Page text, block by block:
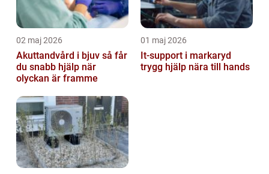
02 maj 2026
Akuttandvård i bjuv så får
du snabb hjälp när
olyckan är framme
01 maj 2026
It-support i markaryd
trygg hjälp nära till hands